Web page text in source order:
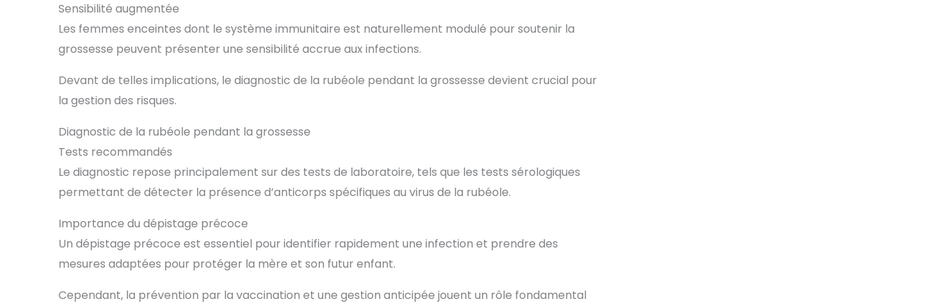
Sensibilité augmentée
Les femmes enceintes dont le système immunitaire est naturellement modulé pour soutenir la
grossesse peuvent présenter une sensibilité accrue aux infections.
Devant de telles implications, le diagnostic de la rubéole pendant la grossesse devient crucial pour
la gestion des risques.
Diagnostic de la rubéole pendant la grossesse
Tests recommandés
Le diagnostic repose principalement sur des tests de laboratoire, tels que les tests sérologiques
permettant de détecter la présence d’anticorps spécifiques au virus de la rubéole.
Importance du dépistage précoce
Un dépistage précoce est essentiel pour identifier rapidement une infection et prendre des
mesures adaptées pour protéger la mère et son futur enfant.
Cependant, la prévention par la vaccination et une gestion anticipée jouent un rôle fondamental